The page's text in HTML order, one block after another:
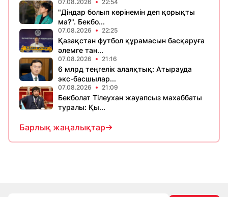
07.08.2026 22:54
"Діндар болып көрінемін деп қорықты
ма?". Бекбо...
07.08.2026 22:25
Қазақстан футбол құрамасын басқаруға
әлемге тан...
07.08.2026 21:16
6 млрд теңгелік алаяқтық: Атырауда
экс-басшылар...
07.08.2026 21:09
Бекболат Тілеухан жауапсыз махаббаты
туралы: Қы...
Барлық жаңалықтар